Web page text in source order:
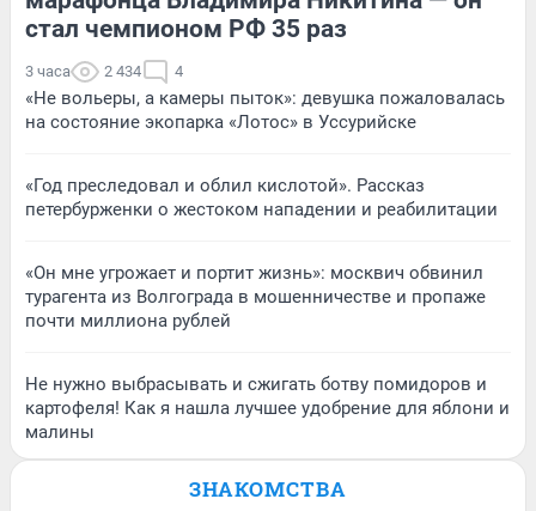
стал чемпионом РФ 35 раз
3 часа 2 434 4
«Не вольеры, а камеры пыток»: девушка пожаловалась
на состояние экопарка «Лотос» в Уссурийске
«Год преследовал и облил кислотой». Рассказ
петербурженки о жестоком нападении и реабилитации
«Он мне угрожает и портит жизнь»: москвич обвинил
турагента из Волгограда в мошенничестве и пропаже
почти миллиона рублей
Не нужно выбрасывать и сжигать ботву помидоров и
картофеля! Как я нашла лучшее удобрение для яблони и
малины
ЗНАКОМСТВА